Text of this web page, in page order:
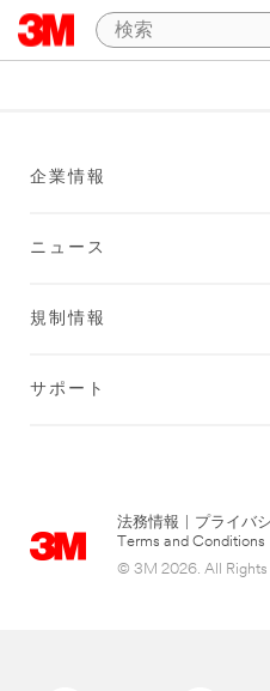
企業情報
ニュース
規制情報
サポート
法務情報 プライバ
Terms and Conditions
© 3M 2026. All Rights